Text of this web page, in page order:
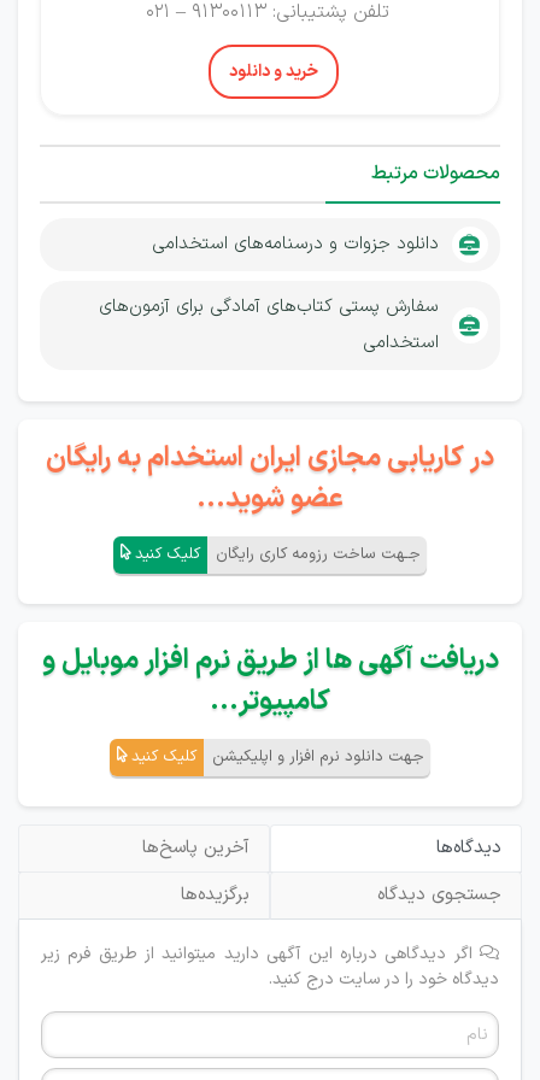
تلفن پشتیبانی: 91300113 – 021
خرید و دانلود
محصولات مرتبط
دانلود جزوات و درسنامه‌های استخدامی
سفارش پستی کتاب‌های آمادگی برای آزمون‌های
استخدامی
در کاریابی مجازی ایران استخدام به رایگان
عضو شوید...
جـهت ساخت رزومه کاری رایگان کلیک کنید
دریافت آگهی ها از طریق نرم افزار موبایل و
کامپیوتر...
جهت دانلود نرم افزار و اپلیکیشن کلیک کنید
دیدگاه‌ها
آخرین پاسخ‌ها
جستجوی دیدگاه
برگزیده‌ها
اگر دیدگاهی درباره این آگهی دارید میتوانید از طریق فرم زیر
دیدگاه خود را در سایت درج کنید.